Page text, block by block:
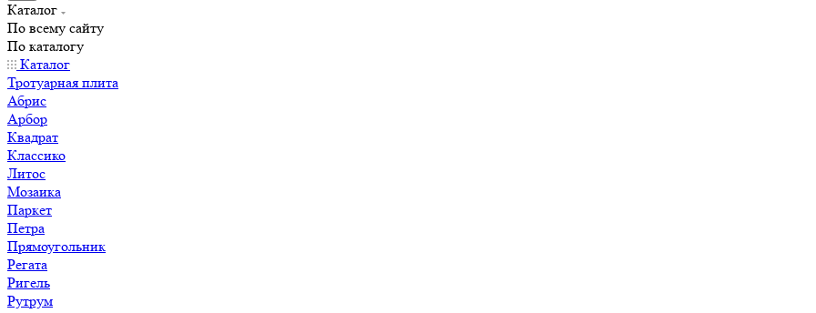
Каталог
По всему сайту
По каталогу
Каталог
Тротуарная плита
Абрис
Арбор
Квадрат
Классико
Литос
Мозаика
Паркет
Петра
Прямоугольник
Регата
Ригель
Рутрум